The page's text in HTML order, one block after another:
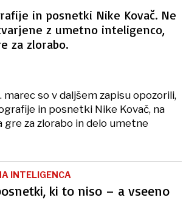
in posnetki Nike Kovač. Ne
z umetno inteligenco,
za zlorabo.
so v daljšem zapisu opozorili,
in posnetki Nike Kovač, na
gre za zlorabo in delo umetne
INTELIGENCA
ki to niso – a vseeno